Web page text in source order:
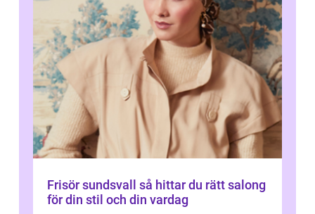
Frisör sundsvall så hittar du rätt salong
för din stil och din vardag